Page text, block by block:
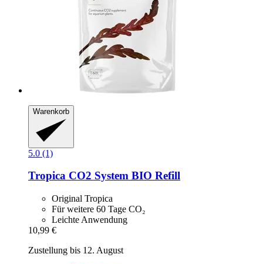
Warenkorb
5.0 (1)
Tropica CO2 System BIO Refill
Original Tropica
Für weitere 60 Tage CO₂
Leichte Anwendung
10,99 €
Zustellung bis 12. August